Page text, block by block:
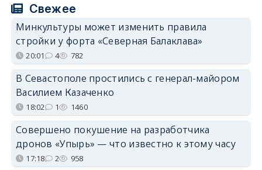
Свежее
Минкультуры может изменить правила
стройки у форта «Северная Балаклава»
20:01 4 782
В Севастополе простились с генерал-майором
Василием Казаченко
18:02 1 1460
Совершено покушение на разработчика
дронов «Упырь» — что известно к этому часу
17:18 2 958